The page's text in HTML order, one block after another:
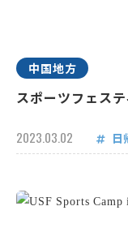
中国地方
スポーツフェス
2023.03.02 日